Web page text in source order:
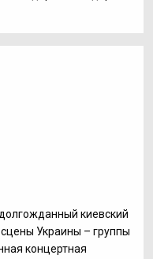
киевский
Украины – группы
концертная